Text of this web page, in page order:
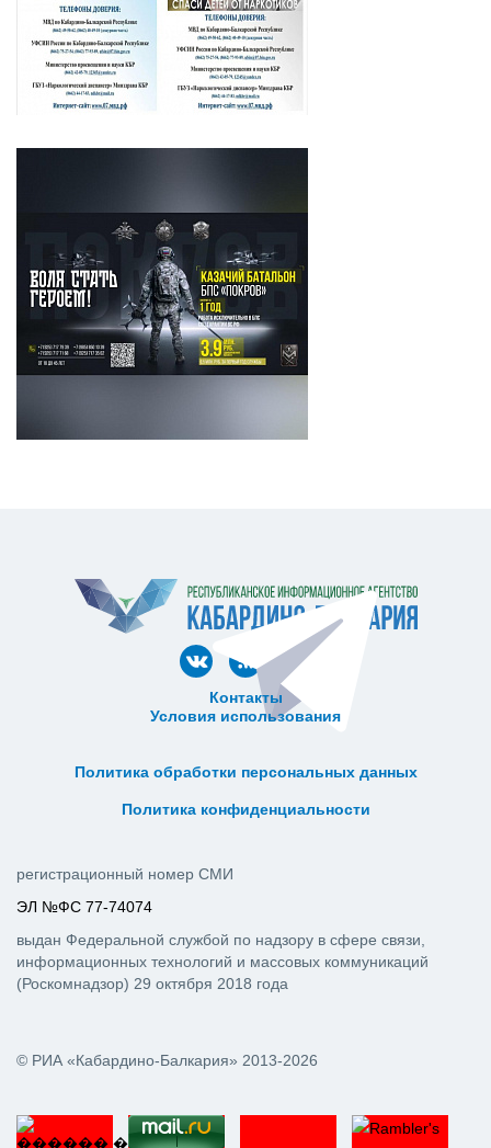
Контакты
Условия использования
Политика обработки персональных данных
Политика конфиденциальности
© РИА «Кабардино-Балкария» 2013-2026
регистрационный номер СМИ
ЭЛ №ФС 77-74074
выдан Федеральной службой по надзору в сфере связи,
информационных технологий и массовых коммуникаций
(Роскомнадзор) 29 октября 2018 года